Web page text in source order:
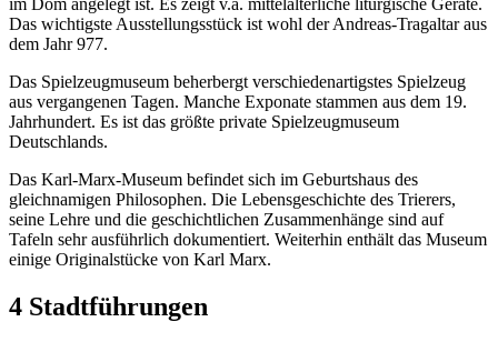
im Dom angelegt ist. Es zeigt v.a. mittelalterliche liturgische Geräte.
Das wichtigste Ausstellungsstück ist wohl der Andreas-Tragaltar aus
dem Jahr 977.
Das Spielzeugmuseum beherbergt verschiedenartigstes Spielzeug
aus vergangenen Tagen. Manche Exponate stammen aus dem 19.
Jahrhundert. Es ist das größte private Spielzeugmuseum
Deutschlands.
Das Karl-Marx-Museum befindet sich im Geburtshaus des
gleichnamigen Philosophen. Die Lebensgeschichte des Trierers,
seine Lehre und die geschichtlichen Zusammenhänge sind auf
Tafeln sehr ausführlich dokumentiert. Weiterhin enthält das Museum
einige Originalstücke von Karl Marx.
4 Stadtführungen